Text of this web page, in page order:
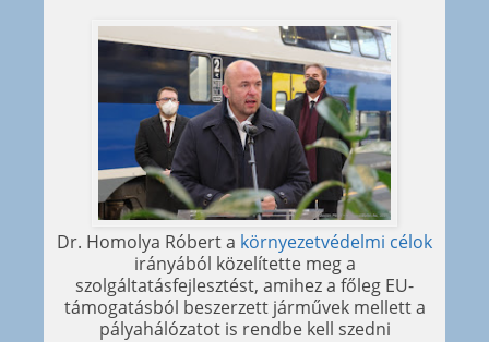
Dr. Homolya Róbert a környezetvédelmi célok
irányából közelítette meg a
szolgáltatásfejlesztést, amihez a főleg EU-
támogatásból beszerzett járművek mellett a
pályahálózatot is rendbe kell szedni